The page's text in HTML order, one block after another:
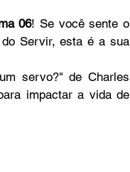
Kingdom
DNI Hope Day
06! Se você sente o
do Servir, esta é a sua
servo?" de Charles
impactar a vida de